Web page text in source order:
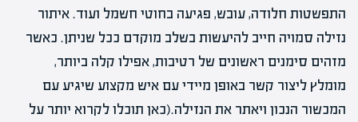
התפשטות חלודה, עובש, פגיעה בחוטי חשמל ועוד. איתור
נזילה סמויה חייב להיעשות בשלב מוקדם ככל שניתן. כאשר
מזהים סימנים ראשונים של רטיבות, אפילו קלה ביותר,
מומלץ ליצור קשר באופן מיידי עם איש מקצוע שיגיע עם
המכשור הנכון ויאתר את הנזילה.(כאן תוכלו לקרוא יותר על